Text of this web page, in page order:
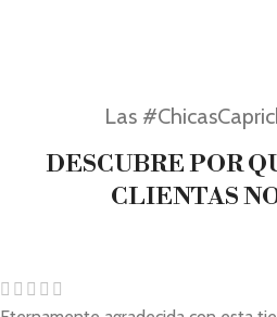
Las
DESCUBRE POR
CLIENTAS